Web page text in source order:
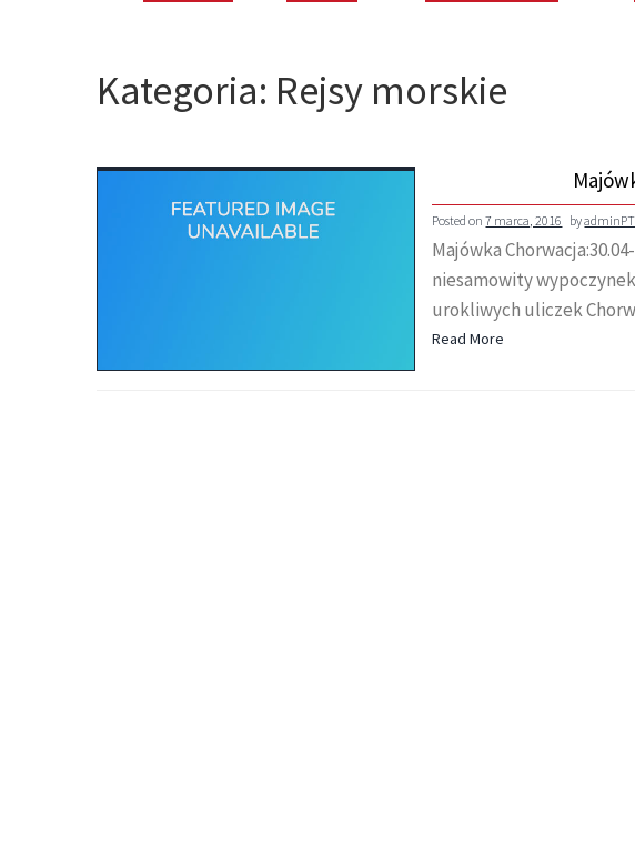
Kategoria: Rejsy morskie
Posted on7 marca, 2016 by
Majówka
niesamowity
urokliwych uliczek
Read More